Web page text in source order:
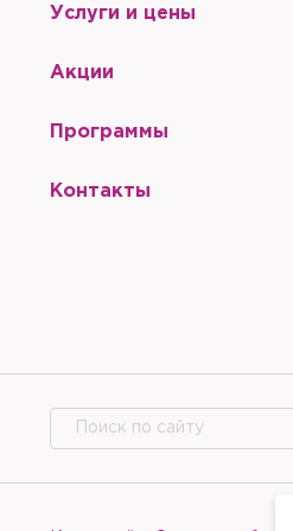
Услуги и цены
Акции
Программы
Контакты